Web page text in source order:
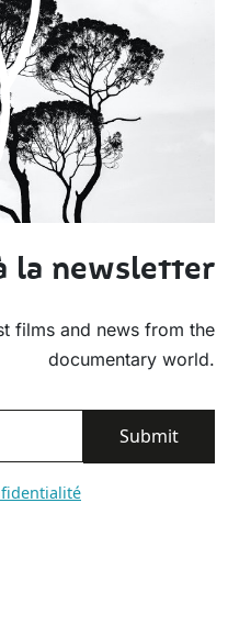
la newsletter
films and news from the
documentary world.